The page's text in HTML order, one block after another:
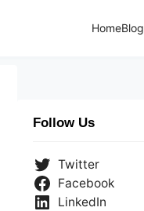
HomeBlog
Follow Us
Twitter
Facebook
LinkedIn